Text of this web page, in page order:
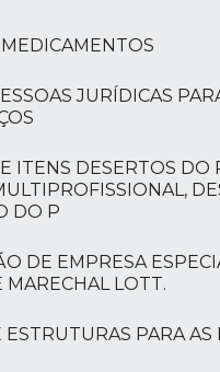
JURÍDICAS
ITENS DESERTOS
DO P
DE EMPRESA
MARECHAL LOTT.
PARA